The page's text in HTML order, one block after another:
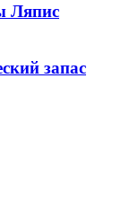
Ляпис
запас